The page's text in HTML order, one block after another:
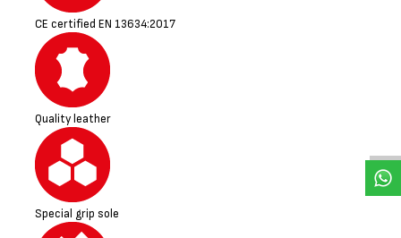
CE certified EN 13634:2017
Quality leather
Special grip sole